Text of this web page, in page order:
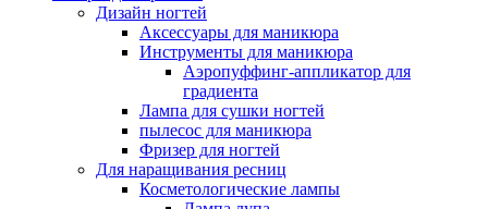
Дизайн ногтей
Аксессуары для маникюра
Инструменты для маникюра
Аэропуффинг-аппликатор для
градиента
Лампа для сушки ногтей
пылесос для маникюра
Фризер для ногтей
Для наращивания ресниц
Косметологические лампы